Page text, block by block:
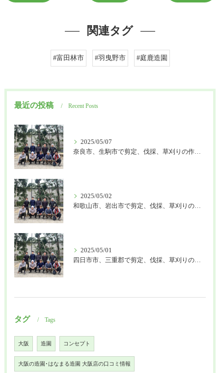
関連タグ
#富田林市 #羽曳野市 #庭鹿造園
最近の投稿 Recent Posts
2025/05/07
奈良市、生駒市で剪定、伐採、草刈りの作業を頼むなら はなまる造園
2025/05/02
和歌山市、岩出市で剪定、伐採、草刈りの作業を頼むなら はなまる造園
2025/05/01
四日市市、三重郡で剪定、伐採、草刈りの作業を頼むなら はなまる造園
タグ Tags
大阪 造園 コンセプト
大阪の造園･はなまる造園 大阪店の口コミ情報